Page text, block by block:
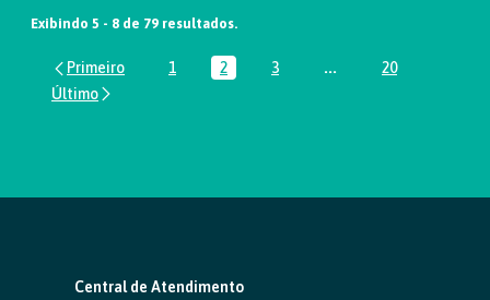
Exibindo 5 - 8 de 79 resultados.
Página
1 Página
2 Página
3 ...PáginasPágina
20
Central de Atendimento